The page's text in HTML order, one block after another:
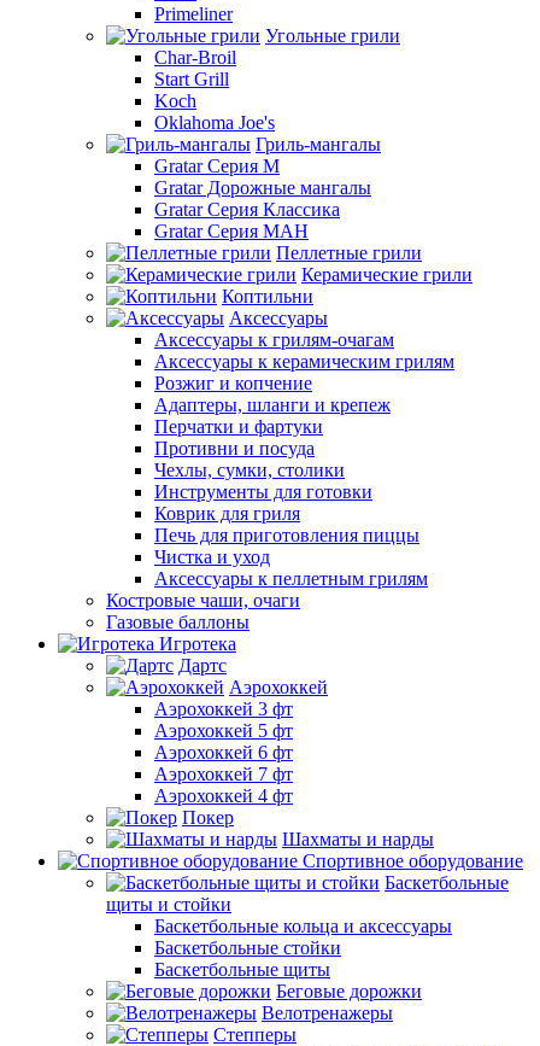
Primeliner
Угольные грили
Char-Broil
Start Grill
Koch
Oklahoma Joe's
Гриль-мангалы
Gratar Серия M
Gratar Дорожные мангалы
Gratar Серия Классика
Gratar Серия МАН
Пеллетные грили
Керамические грили
Коптильни
Аксессуары
Аксессуары к грилям-очагам
Аксессуары к керамическим грилям
Розжиг и копчение
Адаптеры, шланги и крепеж
Перчатки и фартуки
Противни и посуда
Чехлы, сумки, столики
Инструменты для готовки
Коврик для гриля
Печь для приготовления пиццы
Чистка и уход
Аксессуары к пеллетным грилям
Костровые чаши, очаги
Газовые баллоны
Игротека
Дартс
Аэрохоккей
Аэрохоккей 3 фт
Аэрохоккей 5 фт
Аэрохоккей 6 фт
Аэрохоккей 7 фт
Аэрохоккей 4 фт
Покер
Шахматы и нарды
Спортивное оборудование
Баскетбольные
щиты и стойки
Баскетбольные кольца и аксессуары
Баскетбольные стойки
Баскетбольные щиты
Беговые дорожки
Велотренажеры
Степперы